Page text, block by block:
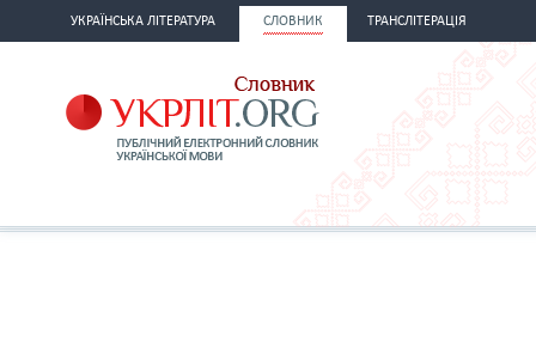
УКРАЇНСЬКА ЛІТЕРАТУРА СЛОВНИК ТРАНСЛІТЕРАЦІЯ